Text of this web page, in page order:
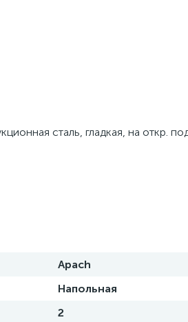
сталь, гладкая, на откр.
Apach
Напольная
2